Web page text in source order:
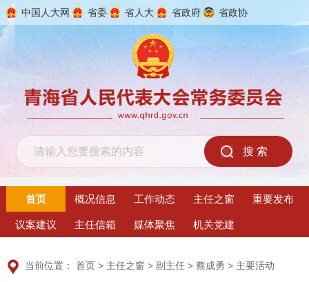
中国人大网 省委 省人大 省政府 省政协
首页 概况信息 工作动态 主任之窗 重要发布
议案建议 主任信箱 媒体聚焦 机关党建
当前位置：首页 > 主任之窗 >副主任 >蔡成勇 > 主要活动